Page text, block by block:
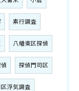
素行調査
八幡東区探偵
探偵門司区
区浮気調査